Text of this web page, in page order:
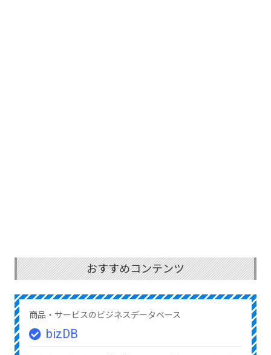
おすすめコンテンツ
商品・サービスのビジネスデータベース
bizDB